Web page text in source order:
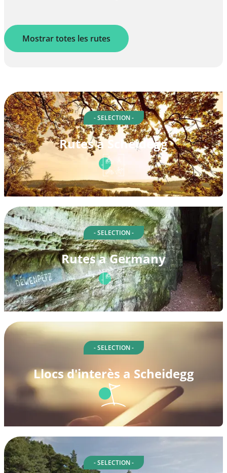
Mostrar totes les rutes
- SELECTION -
Rutes a Scheidegg
- SELECTION -
Rutes a Germany
- SELECTION -
Llocs d'interès a Scheidegg
- SELECTION -